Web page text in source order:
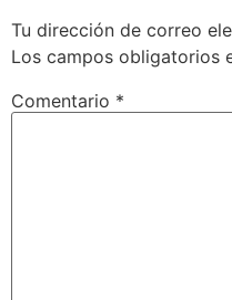
Tu dirección de correo
Los campos obligatorios
Comentario *